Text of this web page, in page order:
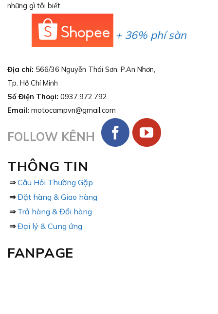
những gì tôi biết…
+ 36% phí sàn
Địa chỉ: 566/36 Nguyễn Thái Sơn, P.An Nhơn,
Tp. Hồ Chí Minh
Số Điện Thoại: 0937.972.792
Email: motocampvn@gmail.com
FOLLOW KÊNH
THÔNG TIN
⇒ Câu Hỏi Thường Gặp
⇒ Đặt hàng & Giao hàng
⇒ Trả hàng & Đổi hàng
⇒ Đại lý & Cung ứng
FANPAGE